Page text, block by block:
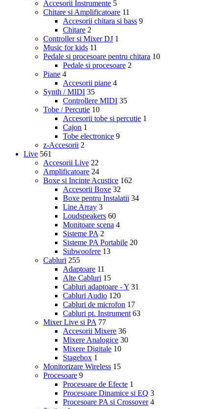
Accesorii Instrumente 5
Chitare si Amplificatoare 11
Accesorii chitara si bass 9
Chitare 2
Controller si Mixer DJ 1
Music for kids 11
Pedale si procesoare pentru chitara 10
Pedale si procesoare 2
Piane 4
Accesorii piane 4
Synth / MIDI 35
Controllere MIDI 35
Tobe / Percutie 10
Accesorii tobe si percutie 1
Cajon 1
Tobe electronice 9
z-Accesorii 2
Live 561
Accesorii Live 22
Amplificatoare 24
Boxe si Incinte Acustice 162
Accesorii Boxe 32
Boxe pentru Instalatii 34
Line Array 3
Loudspeakers 60
Monitoare scena 4
Sisteme PA 2
Sisteme PA Portabile 20
Subwoofere 13
Cabluri 255
Adaptoare 11
Alte Cabluri 15
Cabluri adaptoare - Y 31
Cabluri Audio 120
Cabluri de microfon 17
Cabluri pt. Instrument 63
Mixer Live si PA 77
Accesorii Mixere 36
Mixere Analogice 30
Mixere Digitale 10
Stagebox 1
Monitorizare Wireless 15
Procesoare 9
Procesoare de Efecte 1
Procesoare Dinamice si EQ 3
Procesoare PA si Crossover 4